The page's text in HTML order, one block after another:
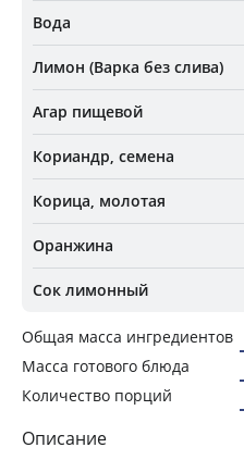
Вода
Лимон (Варка без слива)
Агар пищевой
Кориандр, семена
Корица, молотая
Оранжина
Сок лимонный
Общая масса ингредиентов
Масса готового блюда
Количество порций
Описание